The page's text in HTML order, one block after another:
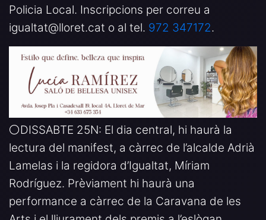
Policia Local. Inscripcions per correu a
igualtat@lloret.cat o al tel. 972 347172.
⚪️DISSABTE 25N: El dia central, hi haurà la
lectura del manifest, a càrrec de l’alcalde Adrià
Lamelas i la regidora d’Igualtat, Míriam
Rodríguez. Prèviament hi haurà una
performance a càrrec de la Caravana de les